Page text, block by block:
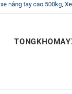
xe nâng tay cao 500kg,